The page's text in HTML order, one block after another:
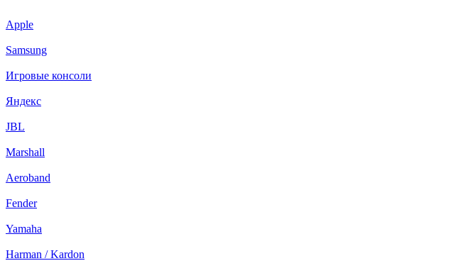
Apple
Samsung
Игровые консоли
Яндекс
JBL
Marshall
Aeroband
Fender
Yamaha
Harman / Kardon